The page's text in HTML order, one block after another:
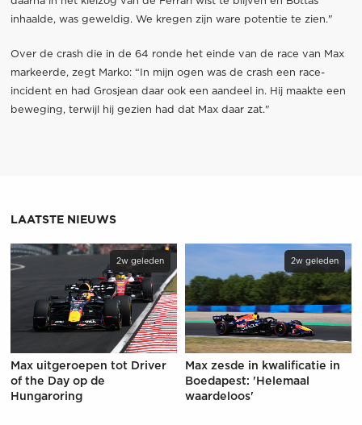
inhaalde, was geweldig. We kregen zijn ware potentie te zien."
Over de crash die in de 64 ronde het einde van de race van Max
markeerde, zegt Marko: “In mijn ogen was de crash een race-
incident en had Grosjean daar ook een aandeel in. Hij maakte een
beweging, terwijl hij gezien had dat Max daar zat."
LAATSTE NIEUWS
2w geleden
Max uitgeroepen tot Driver
of the Day op de
Hungaroring
2w geleden
Max zesde in kwalificatie in
Boedapest: 'Helemaal
waardeloos'